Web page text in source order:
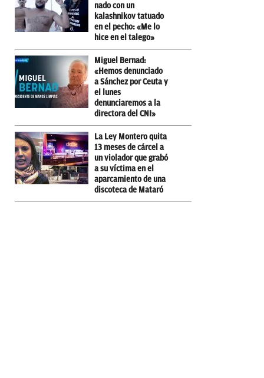
nado con un
kalashnikov tatuado
en el pecho: «Me lo
hice en el talego»
Miguel Bernad:
«Hemos denunciado
a Sánchez por Ceuta y
el lunes
denunciaremos a la
directora del CNI»
La Ley Montero quita
13 meses de cárcel a
un violador que grabó
a su víctima en el
aparcamiento de una
discoteca de Mataró